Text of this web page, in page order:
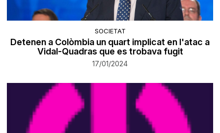
SOCIETAT
Detenen a Colòmbia un quart implicat en l'atac a
Vidal-Quadras que es trobava fugit
17/01/2024